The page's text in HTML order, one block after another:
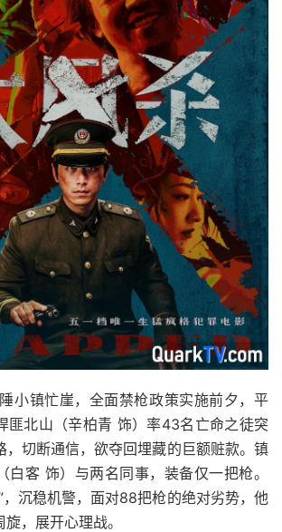
小镇忙崖，全面禁枪政策实施前夕，平
匪北山（辛柏青 饰）率43名亡命之徒突
，切断通信，欲夺回埋藏的巨额赃款。镇
白客 饰）与两名同事，装备仅一把枪。
，沉稳机警，面对88把枪的绝对劣势，他
，展开心理战。